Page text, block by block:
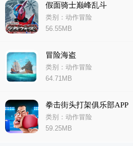
假面骑士巅峰乱斗
类别：动作冒险
56.55MB
冒险海盗
类别：动作冒险
64.71MB
拳击街头打架俱乐部APP
类别：动作冒险
59.25MB